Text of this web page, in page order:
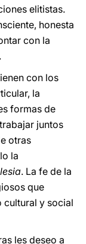
elitistas.
honesta
con la
con los
la
formas de
juntos
otras
la
. La fe de la
que
cultural y social
les deseo a